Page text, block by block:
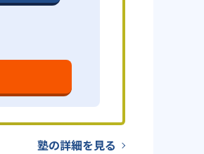
塾の詳細を見る